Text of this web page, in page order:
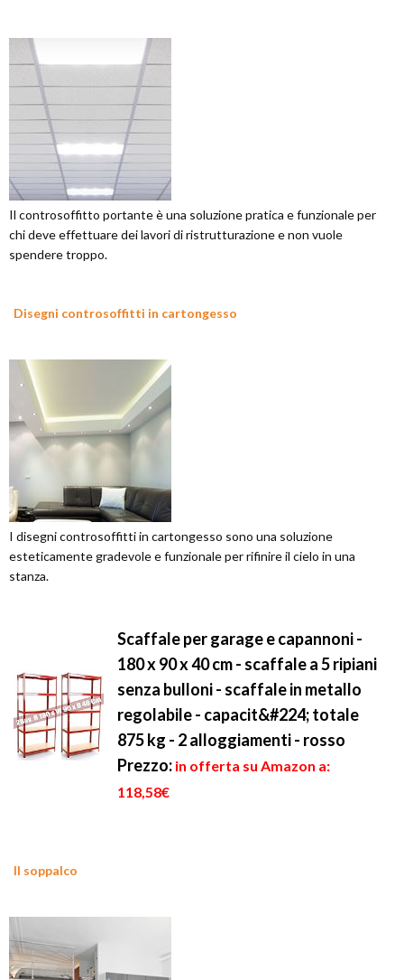
Il controsoffitto portante è una soluzione pratica e funzionale per
chi deve effettuare dei lavori di ristrutturazione e non vuole
spendere troppo.
Disegni controsoffitti in cartongesso
I disegni controsoffitti in cartongesso sono una soluzione
esteticamente gradevole e funzionale per rifinire il cielo in una
stanza.
Scaffale per garage e capannoni -
180 x 90 x 40 cm - scaffale a 5 ripiani
senza bulloni - scaffale in metallo
regolabile - capacit&#224; totale
875 kg - 2 alloggiamenti - rosso
Prezzo: in offerta su Amazon a:
118,58€
Il soppalco